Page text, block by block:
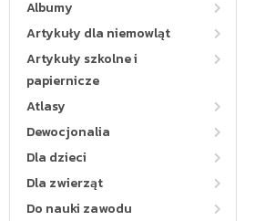
Albumy
Artykuły dla niemowląt
Artykuły szkolne i
papiernicze
Atlasy
Dewocjonalia
Dla dzieci
Dla zwierząt
Do nauki zawodu